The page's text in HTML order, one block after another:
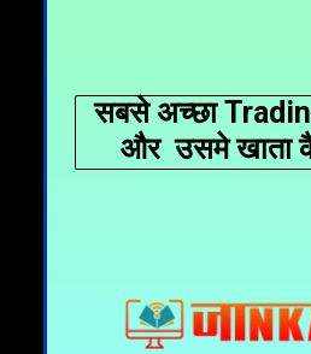
सबसे अच्छा
और उसमे खाता